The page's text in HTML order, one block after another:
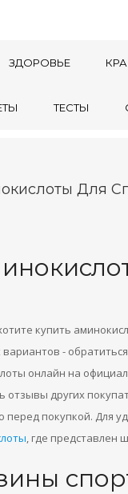
ЗДОРОВЬЕ
ТЕСТЫ
Для
купить
-
онлайн на
других
покупкой. Для
, где представлен